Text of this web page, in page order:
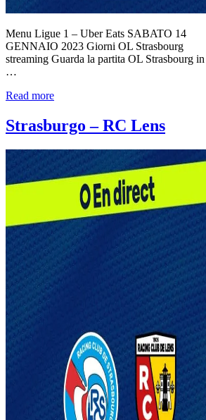
Menu Ligue 1 – Uber Eats SABATO 14
GENNAIO 2023 Giorni OL Strasbourg
streaming Guarda la partita OL Strasbourg in
…
Read more
Strasburgo – RC Lens